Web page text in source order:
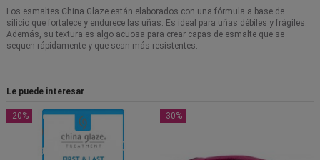
Los esmaltes China Glaze están elaborados con una fórmula a base de
silicio que fortalece y endurece las uñas. Es ideal para uñas débiles y frágiles.
Además, su textura es algo acuosa para crear capas de esmalte que se
sequen rápidamente y que sean más resistentes.
Le puede interesar
-20% -30%